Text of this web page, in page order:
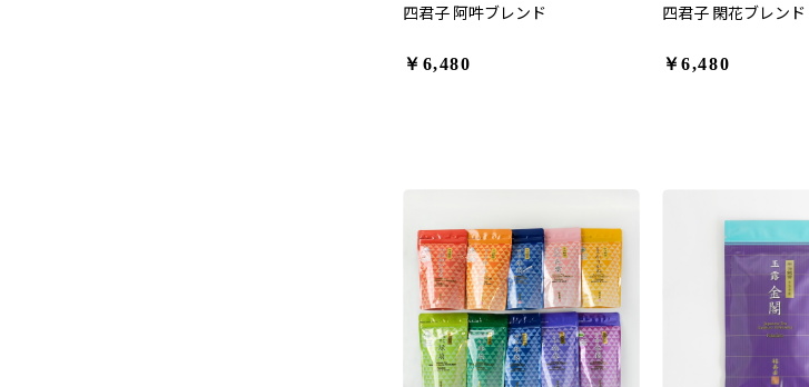
四君子 阿吽ブレンド
￥6,480
四君子 閑花ブレンド
￥6,480